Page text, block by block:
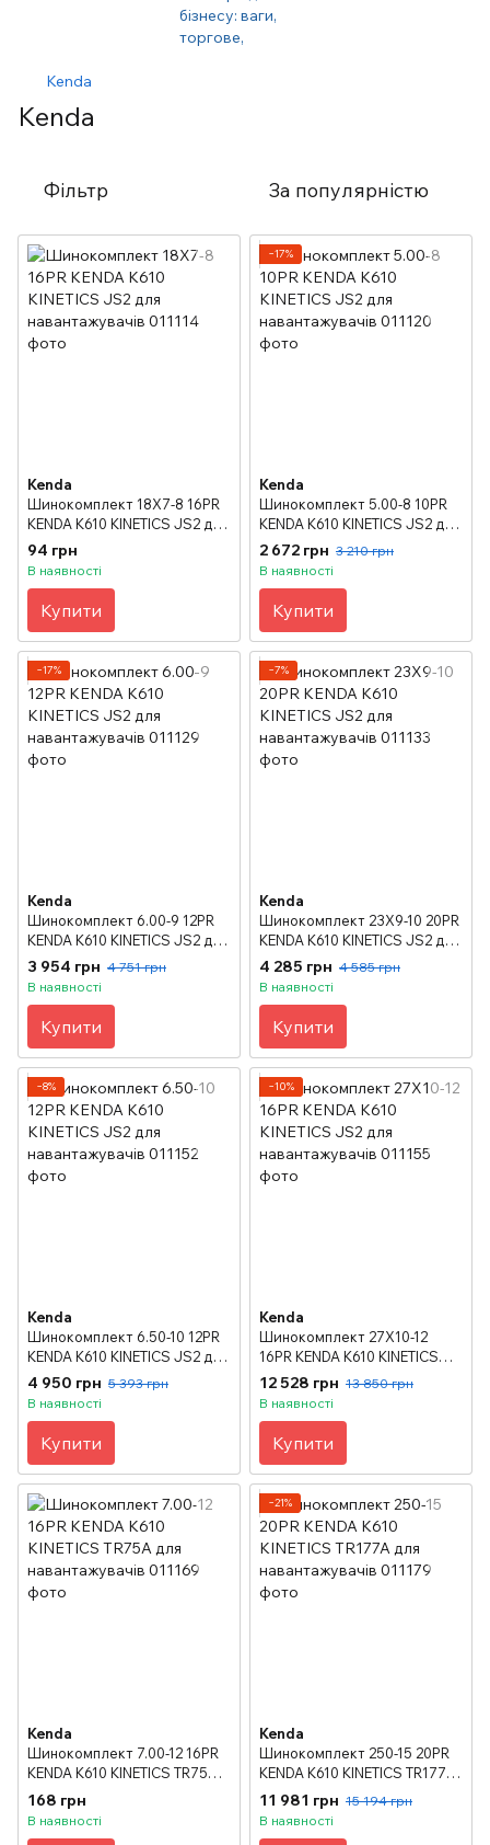
Kenda
Kenda
Фільтр За популярністю
Kenda
Шинокомплект 18X7-8 16PR
KENDA K610 KINETICS JS2 для
навантажувачів
94 грн
В наявності
Купити
−17%
Kenda
Шинокомплект 5.00-8 10PR
KENDA K610 KINETICS JS2 для
навантажувачів
2 672 грн 3 210 грн
В наявності
Купити
−17%
Kenda
Шинокомплект 6.00-9 12PR
KENDA K610 KINETICS JS2 для
навантажувачів
3 954 грн 4 751 грн
В наявності
Купити
−7%
Kenda
Шинокомплект 23X9-10 20PR
KENDA K610 KINETICS JS2 для
навантажувачів
4 285 грн 4 585 грн
В наявності
Купити
−8%
Kenda
Шинокомплект 6.50-10 12PR
KENDA K610 KINETICS JS2 для
навантажувачів
4 950 грн 5 393 грн
В наявності
Купити
−10%
Kenda
Шинокомплект 27X10-12
16PR KENDA K610 KINETICS
JS2 для навантажувачів
12 528 грн 13 850 грн
В наявності
Купити
Kenda
Шинокомплект 7.00-12 16PR
KENDA K610 KINETICS TR75A
для навантажувачів
168 грн
В наявності
−21%
Kenda
Шинокомплект 250-15 20PR
KENDA K610 KINETICS TR177A
для навантажувачів
11 981 грн 15 194 грн
В наявності